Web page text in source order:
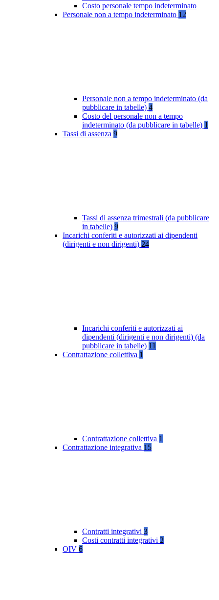
Costo personale tempo indeterminato
Personale non a tempo indeterminato 12
Personale non a tempo indeterminato (da
pubblicare in tabelle) 4
Costo del personale non a tempo
indeterminato (da pubblicare in tabelle) 1
Tassi di assenza 9
Tassi di assenza trimestrali (da pubblicare
in tabelle) 9
Incarichi conferiti e autorizzati ai dipendenti
(dirigenti e non dirigenti) 24
Incarichi conferiti e autorizzati ai
dipendenti (dirigenti e non dirigenti) (da
pubblicare in tabelle) 11
Contrattazione collettiva 1
Contrattazione collettiva 1
Contrattazione integrativa 15
Contratti integrativi 3
Costi contratti integrativi 2
OIV 6